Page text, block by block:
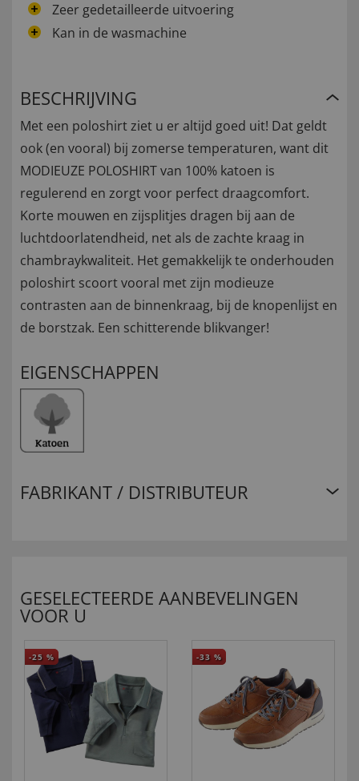
Zeer gedetailleerde uitvoering
Kan in de wasmachine
BESCHRIJVING
Met een poloshirt ziet u er altijd goed uit! Dat geldt
ook (en vooral) bij zomerse temperaturen, want dit
MODIEUZE POLOSHIRT van 100% katoen is
regulerend en zorgt voor perfect draagcomfort.
Korte mouwen en zijsplitjes dragen bij aan de
luchtdoorlatendheid, net als de zachte kraag in
chambraykwaliteit. Het gemakkelijk te onderhouden
poloshirt scoort vooral met zijn modieuze
contrasten aan de binnenkraag, bij de knopenlijst en
de borstzak. Een schitterende blikvanger!
EIGENSCHAPPEN
FABRIKANT / DISTRIBUTEUR
GESELECTEERDE AANBEVELINGEN
VOOR U
-25 % -33 %